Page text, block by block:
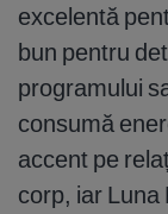
excelentă
bun pentru
programului
consumă
accent pe
corp, iar Luna